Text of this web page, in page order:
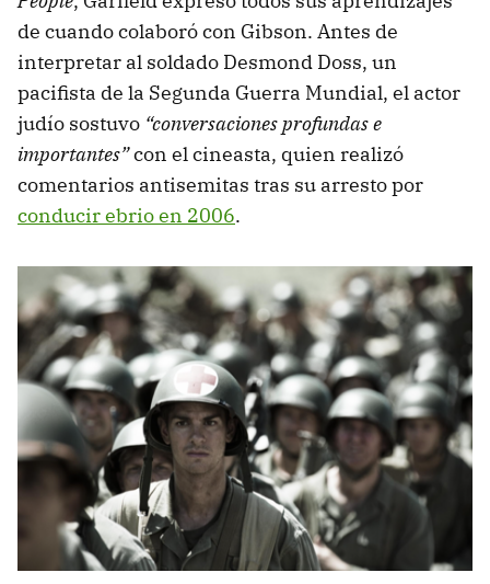
de cuando colaboró con Gibson. Antes de
interpretar al soldado Desmond Doss, un
pacifista de la Segunda Guerra Mundial, el actor
judío sostuvo “conversaciones profundas e
importantes”con el cineasta, quien realizó
comentarios antisemitas tras su arresto por
conducir ebrio en 2006.